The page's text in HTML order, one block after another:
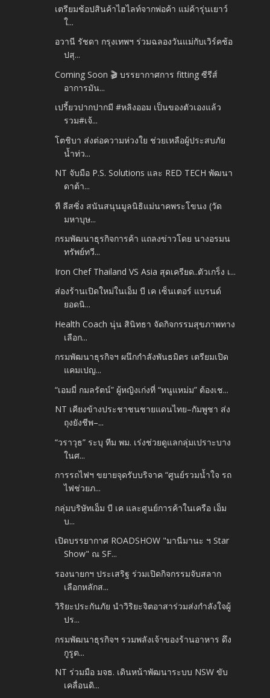
เตรียมช้อปสินค้าไฮไลท์จากพ่อค้า แม่ค้ารุ่นเยาว์
ใ...
อวานี รัชดา กรุงเทพฯ ร่วมฉลองวันแม่กับเวิร์คช้อ
ปสุ...
Coming Soon 🎬 บรรยากาศการ fitting ซีรีส์
อาการมัน...
เปรี้ยวปากปากมี #หลิงออม เป็นของตัวเองแล้ว
รวม#เจ้...
โตชิบา ส่งต่อความห่วงใย ช่วยเหลือผู้ประสบภัย
น้ำท่ว...
NT จับมือ P.S. Solutions และ RED TECH พัฒนา
ดาต้า...
ที ลีสซิ่ง สนันสนุนมูลนิธิแม่นาคพระโขนง (วัด
มหาบุษ...
กรมพัฒนาธุรกิจการค้า แถลงข่าวโดย นางอรมน
ทรัพย์ทวี...
Iron Chef Thailand VS Asia สุดเครียด..ตัวเกร็ง เ...
ส่องร้านเปิดใหม่ในเอ็ม บี เค เซ็นเตอร์ แบรนด์
ยอดนิ...
Health Coach นุ่น สินิทธา จัดกิจกรรมสุขภาพทาง
เลือก...
กรมพัฒนาธุรกิจฯ ผนึกกำลังพันธมิตร เตรียมเปิด
แคมเปญ...
“เอมมี่ กมลรัตน์” ผู้หญิงเก่งที่ “หนูแหม่ม” ต้องเช...
NT เคียงข้างประชาชนชายแดนไทย–กัมพูชา ส่ง
ถุงยังชีพ–...
“วราวุธ” ระบุ ทีม พม. เร่งช่วยดูแลกลุ่มเปราะบาง
ในศ...
การรถไฟฯ ขยายจุดรับบริจาค “ศูนย์รวมน้ำใจ รถ
ไฟช่วยภ...
กลุ่มบริษัทเอ็ม บี เค และศูนย์การค้าในเครือ เอ็ม
บ...
เปิดบรรยากาศ ROADSHOW "มานีมานะ ฯ Star
Show" ณ SF...
รองนายกฯ ประเสริฐ ร่วมเปิดกิจกรรมจับสลาก
เลือกหลักส...
วิริยะประกันภัย นำวิริยะจิตอาสาร่วมส่งกำลังใจผู้
ปร...
กรมพัฒนาธุรกิจฯ รวมพลังเจ้าของร้านอาหาร ดึง
กูรูต...
NT ร่วมมือ มจธ. เดินหน้าพัฒนาระบบ NSW ขับ
เคลื่อนดิ...